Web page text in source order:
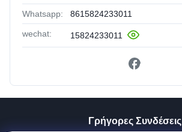
Whatsapp: 8615824233011
wechat: 15824233011
Γρήγορες Συνδέσεις